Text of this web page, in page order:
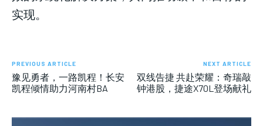
实现。
PREVIOUS ARTICLE
豫见勇者，一路凯程！长安
凯程倾情助力河南村BA
NEXT ARTICLE
双线告捷 共赴荣耀：奇瑞敲
钟港股，捷途X70L登场献礼